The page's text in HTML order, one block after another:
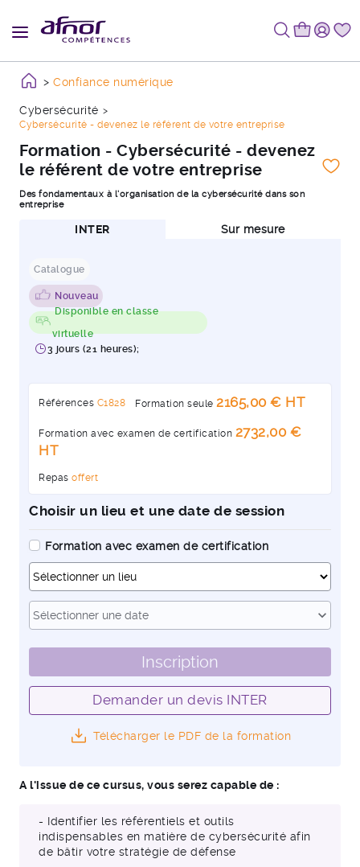
Confiance numérique
Cybersécurité
Cybersécurité - devenez le référent de votre entreprise
Formation - Cybersécurité - devenez
le référent de votre entreprise
Des fondamentaux à l'organisation de la cybersécurité dans son
entreprise
INTER Sur mesure
Catalogue
Nouveau
Disponible en classe
virtuelle
3 jours (21 heures);
Références C1828 Formation seule 2165,00 € HT
Formation avec examen de certification 2732,00 €
HT
Repas offert
Choisir un lieu et une date de session
Formation avec examen de certification
Sélectionner une date
expand_more
Inscription
Demander un devis INTER
Télécharger le PDF de la formation
A l'issue de ce cursus, vous serez capable de :
- Identifier les référentiels et outils
indispensables en matière de cybersécurité afin
de bâtir votre stratégie de défense